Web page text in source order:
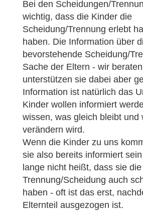
Bei den Scheidungen/
wichtig, dass die Kinder die
Scheidung/Trennung erlebt
haben. Die Information über
bevorstehende Scheidung/
Sache der Eltern - wir
unterstützen sie dabei aber
Information ist natürlich das
Kinder wollen informiert
wissen, was gleich bleibt und
verändern wird.
Wenn die Kinder zu uns
sie also bereits informiert
lange nicht heißt, dass sie die
Trennung/Scheidung auch
haben - oft ist das erst,
Elternteil ausgezogen ist.